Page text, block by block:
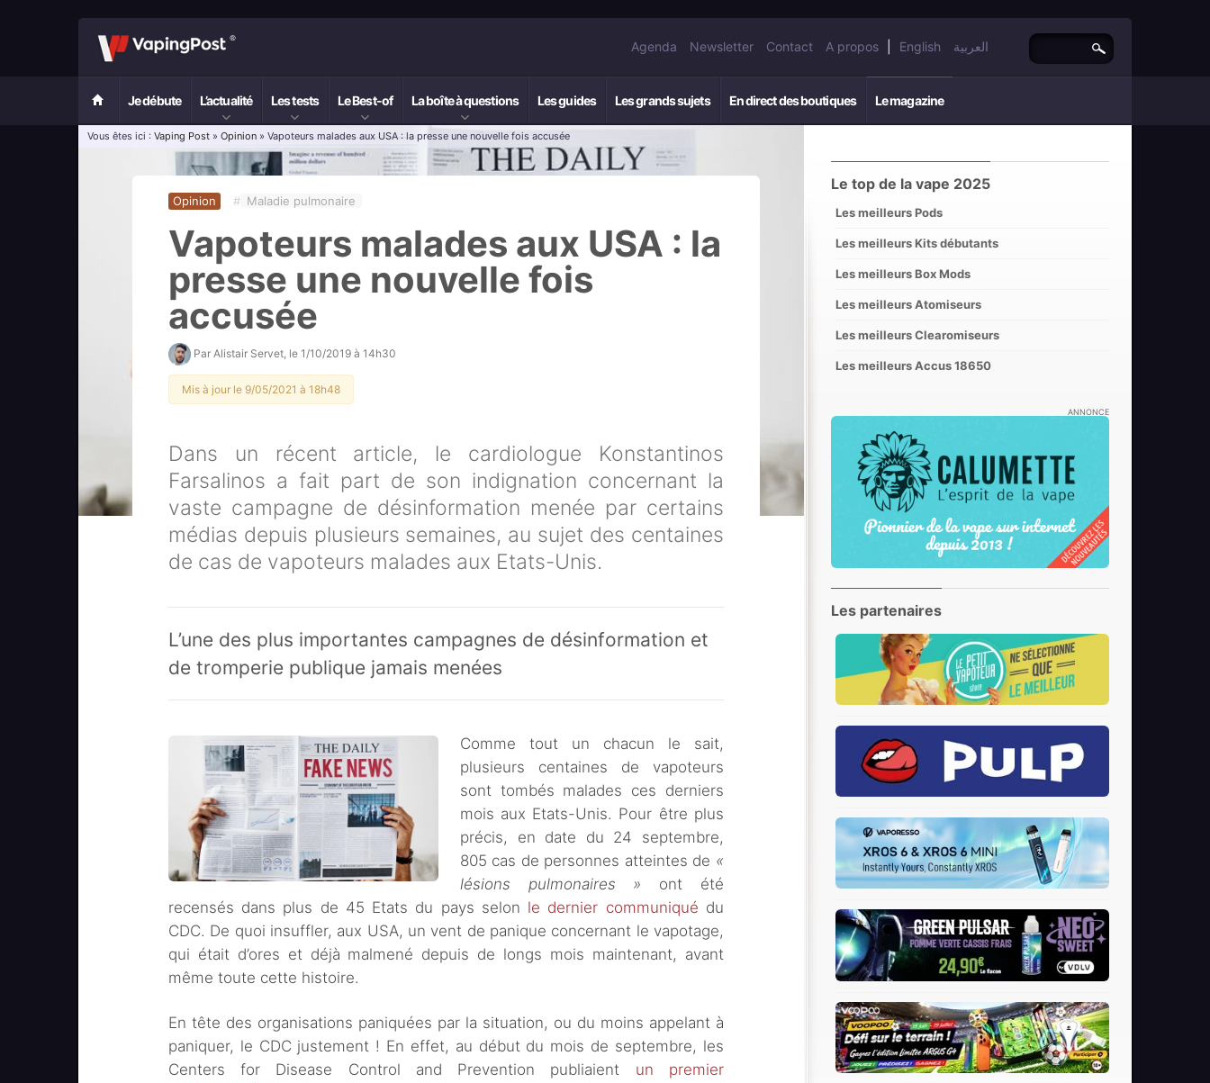
Agenda Newsletter Contact A propos English العربية
Je débute L’actualité Les tests Le Best-of La boîte à questions Les guides Les grands sujets En direct des boutiques Le magazine
Vous êtes ici : Vaping Post » Opinion » Vapoteurs malades aux USA : la presse une nouvelle fois accusée
Opinion # Maladie pulmonaire
Vapoteurs malades aux USA : la
presse une nouvelle fois
accusée
Par Alistair Servet , le 1/10/2019 à 14h30
Mis à jour le 9/05/2021 à 18h48
Dans un récent article, le cardiologue Konstantinos
Farsalinos a fait part de son indignation concernant la
vaste campagne de désinformation menée par certains
médias depuis plusieurs semaines, au sujet des centaines
de cas de vapoteurs malades aux Etats-Unis.
L’une des plus importantes campagnes de désinformation et
de tromperie publique jamais menées
Comme tout un chacun le sait,
plusieurs centaines de vapoteurs
sont tombés malades ces derniers
mois aux Etats-Unis. Pour être plus
précis, en date du 24 septembre,
805 cas de personnes atteintes de «
lésions pulmonaires » ont été
recensés dans plus de 45 Etats du pays selon le dernier communiqué du
CDC. De quoi insuffler, aux USA, un vent de panique concernant le vapotage,
qui était d’ores et déjà malmené depuis de longs mois maintenant, avant
même toute cette histoire.
En tête des organisations paniquées par la situation, ou du moins appelant à
paniquer, le CDC justement ! En effet, au début du mois de septembre, les
Centers for Disease Control and Prevention publiaient un premier
Le top de la vape 2025
Les meilleurs Pods
Les meilleurs Kits débutants
Les meilleurs Box Mods
Les meilleurs Atomiseurs
Les meilleurs Clearomiseurs
Les meilleurs Accus 18650
ANNONCE
Les partenaires